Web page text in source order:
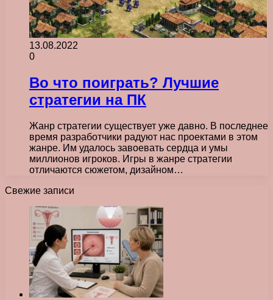
13.08.2022
0
Во что поиграть? Лучшие
стратегии на ПК
Жанр стратегии существует уже давно. В последнее
время разработчики радуют нас проектами в этом
жанре. Им удалось завоевать сердца и умы
миллионов игроков. Игры в жанре стратегии
отличаются сюжетом, дизайном…
Свежие записи